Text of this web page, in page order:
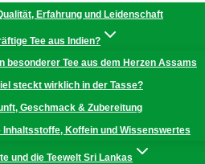
Erfahrung und Leidenschaft
Tee aus Indien?
besonderer Tee aus dem Herzen Assams
steckt wirklich in der Tasse?
Geschmack & Zubereitung
Koffein und Wissenswertes
und die Teewelt Sri Lankas